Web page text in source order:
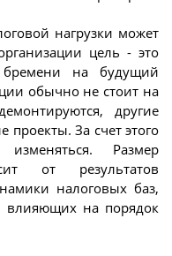
нагрузки может
цель - это
бремени на будущий
обычно не стоит на
другие
проекты. За счет этого
Размер
от результатов
налоговых баз,
влияющих на порядок